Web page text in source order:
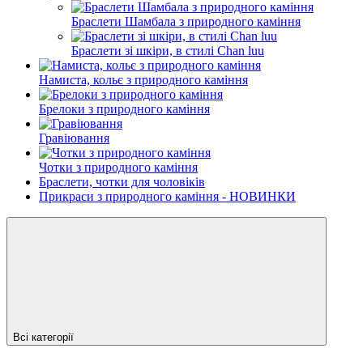
Браслети Шамбала з природного каміння
Браслети зі шкіри, в стилі Chan luu
Намиста, кольє з природного каміння
Брелоки з природного каміння
Гравіювання
Чотки з природного каміння
Браслети, чотки для чоловіків
Прикраси з природного каміння - НОВИНКИ
Всі категорії